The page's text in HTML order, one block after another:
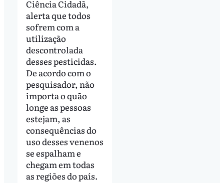
Ciência Cidadã,
alerta que todos
sofrem com a
utilização
descontrolada
desses pesticidas.
De acordo com o
pesquisador, não
importa o quão
longe as pessoas
estejam, as
consequências do
uso desses venenos
se espalham e
chegam em todas
as regiões do país.